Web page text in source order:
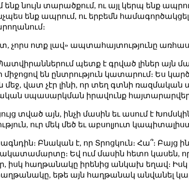
նույն տարածքում, ու այլ կերպ ենք
ենք ապրում, ու երբեմն
չորս ոտք լավ» ապտահայտությունը
պետք է գրված լիներ այն
միջոցով են ընտրություն կատարում։ Ես
մեջ, վատ չէր լինի, որ տեղ գտնի
սպասարկման իրավունք
տված այն, ինչի մասին եւ ասում է
ուր մեկ մեծ եւ աբսոլյուտ
Բնական է, որ Տրոցկուն։ Հա՞։ Բայց
Եվ ում մասին հետո կասեն, որ
հաղթանակը իրենից անկախ եղավ։
եթե այն հաղթանակ անվանել